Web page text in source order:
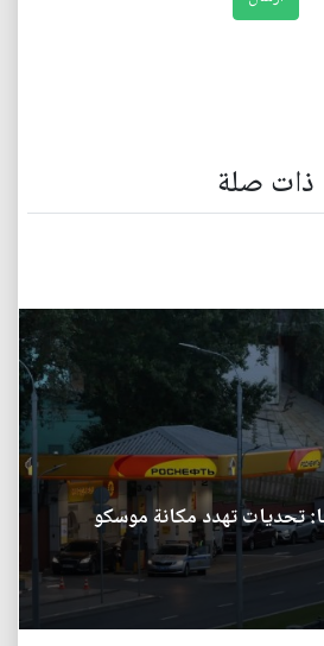
ذات صلة
تحديات تهدد مكانة موسكو